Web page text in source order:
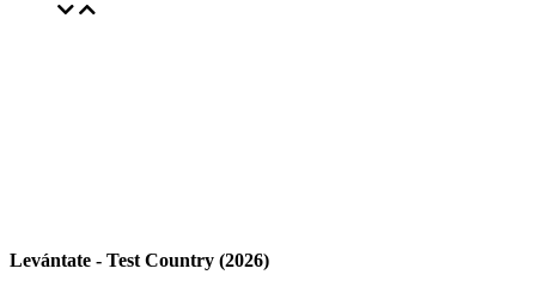
Levántate - Test Country (2026)